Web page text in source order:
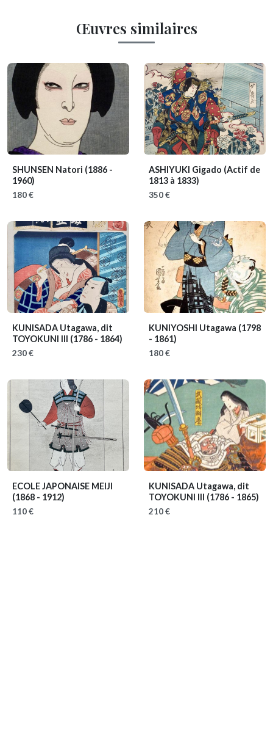
Œuvres similaires
SHUNSEN Natori (1886 -
1960)
180 €
ASHIYUKI Gigado (Actif de
1813 à 1833)
350 €
KUNISADA Utagawa, dit
TOYOKUNI III (1786 - 1864)
230 €
KUNIYOSHI Utagawa (1798
- 1861)
180 €
ECOLE JAPONAISE MEIJI
(1868 - 1912)
110 €
KUNISADA Utagawa, dit
TOYOKUNI III (1786 - 1865)
210 €